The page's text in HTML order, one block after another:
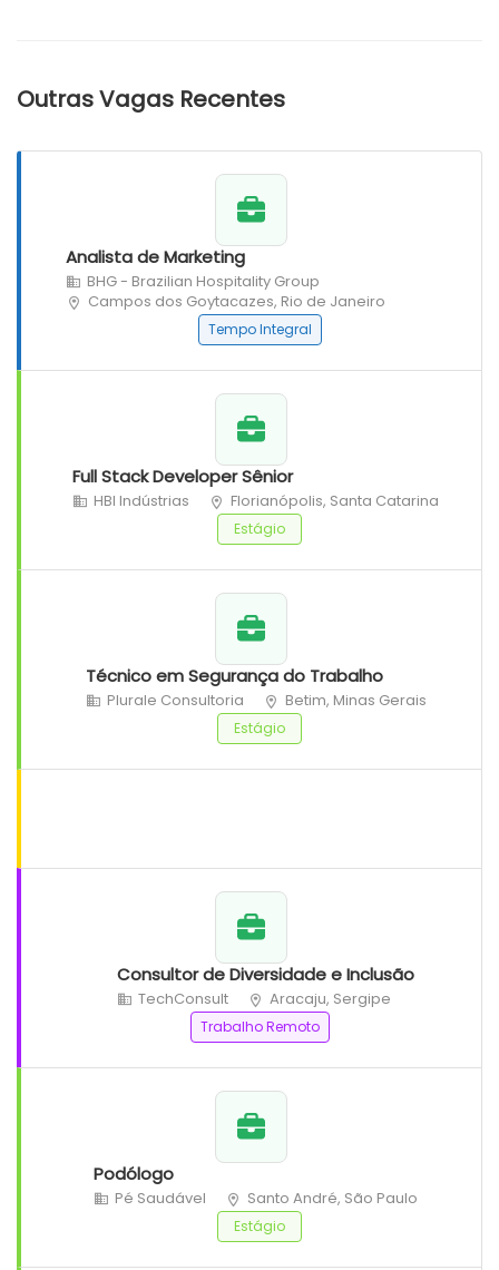
Outras Vagas Recentes
Analista de Marketing
BHG - Brazilian Hospitality Group
Campos dos Goytacazes, Rio de Janeiro
Tempo Integral
Full Stack Developer Sênior
HBI Indústrias Florianópolis, Santa Catarina
Estágio
Técnico em Segurança do Trabalho
Plurale Consultoria Betim, Minas Gerais
Estágio
Consultor de Diversidade e Inclusão
TechConsult Aracaju, Sergipe
Trabalho Remoto
Podólogo
Pé Saudável Santo André, São Paulo
Estágio